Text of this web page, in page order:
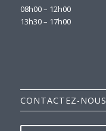
08h00 – 12h00
13h30 – 17h00
CONTACTEZ-NOUS